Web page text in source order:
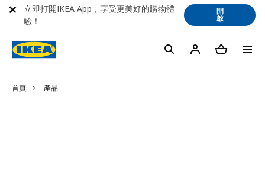
首頁 產品
立即打開IKEA App，享受更美好的購物體
驗！
開
啟